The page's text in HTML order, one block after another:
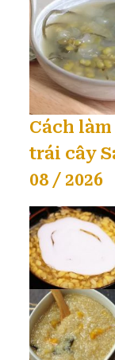
Cách
trái cây
08 / 2026